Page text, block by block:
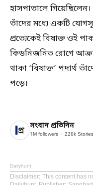
হাসপাতালে
তাঁদের মধ্যে একটি
প্রত্যেকেই বিষাক্ত ওই
কিডনিজনিত রোগে
থাকা ‘বিষাক্ত’ পদার্থ
পড়ে।
সংবাদ প্রতিদিন
1M followers 226k Stories
Dailyhunt
Disclaimer: This content has